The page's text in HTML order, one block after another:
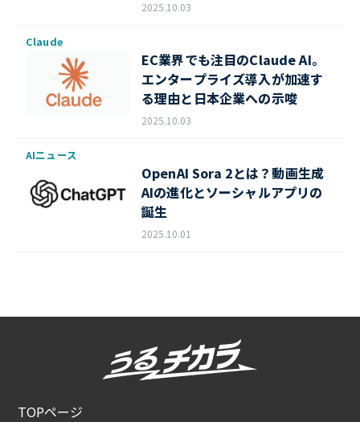
2025.10.03
Claude
2025.10.03
EC業界でも注目のClaude AI。
エンタープライズ導入が加速す
る理由と日本企業への示唆
AIニュース
2025.10.01
OpenAI Sora 2とは？動画生成
AIの進化とソーシャルアプリの
誕生
TOPページ